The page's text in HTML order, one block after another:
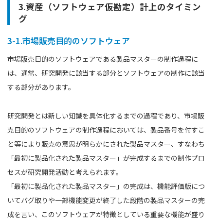
3.資産（ソフトウェア仮勘定）計上のタイミン
グ
3-1.市場販売目的のソフトウェア
市場販売目的のソフトウェアである製品マスターの制作過程に
は、通常、研究開発に該当する部分とソフトウェアの制作に該当
する部分があります。
研究開発とは新しい知識を具体化するまでの過程であり、市場販
売目的のソフトウェアの制作過程においては、製品番号を付すこ
と等により販売の意思が明らかにされた製品マスター、すなわち
「最初に製品化された製品マスター」が完成するまでの制作プロ
セスが研究開発活動と考えられます。
「最初に製品化された製品マスター」の完成は、機能評価版につ
いてバグ取りや一部機能変更が終了した段階の製品マスターの完
成を言い、このソフトウェアが特徴としている重要な機能が盛り